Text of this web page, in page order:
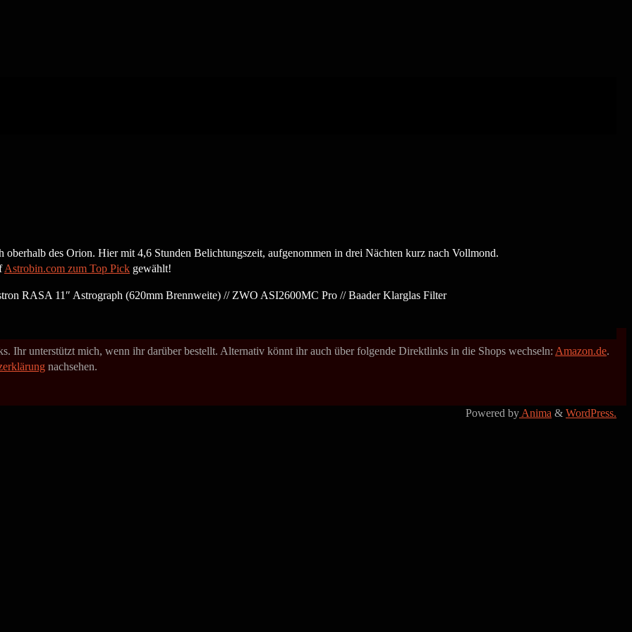
des Orion. Hier mit 4,6 Stunden Belichtungszeit, aufgenommen in drei Nächten kurz nach Vollmond.
Astrobin.com zum Top Pick gewählt!
RASA 11″ Astrograph (620mm Brennweite) // ZWO ASI2600MC Pro // Baader Klarglas Filter
Ihr unterstützt mich, wenn ihr darüber bestellt. Alternativ könnt ihr auch über folgende Direktlinks in die Shops wechseln: Amazon.de.
nachsehen.
Powered by Anima & WordPress.